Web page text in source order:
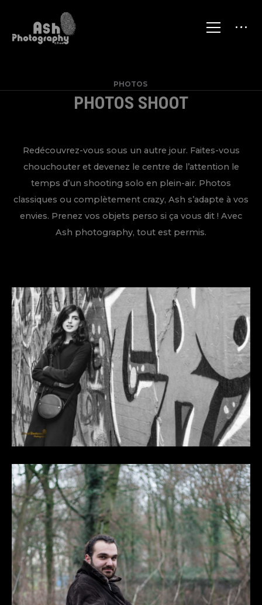
PHOTOS
PHOTOS SHOOT
Redécouvrez-vous sous un autre jour. Faites-vous
chouchouter et devenez le centre de l’attention le
temps d’un shooting solo en plein-air. Photos
classiques ou complètement crazy, Ash s’adapte à vos
envies. Prenez vos objets perso si ça vous dit ! Avec
Ash photography, tout est permis.